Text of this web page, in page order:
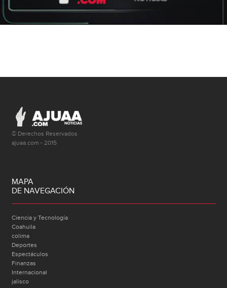
© Derechos Reservados
ajuaa.com - 2015
MAPA
DE NAVEGACIÓN
Ciencia y Tecnología
Coahuila
colima
Deportes
Espectáculos
Finanzas
Internacional
jalisco